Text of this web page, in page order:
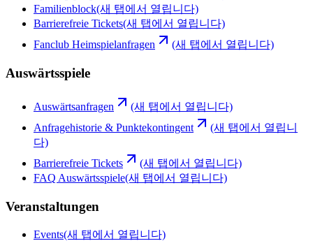
Familienblock(새 탭에서 열립니다)
Barrierefreie Tickets(새 탭에서 열립니다)
Fanclub Heimspielanfragen
(새 탭에서 열립니다)
Auswärtsspiele
Auswärtsanfragen
(새 탭에서 열립니다)
Anfragehistorie & Punktekontingent
(새 탭에서 열립니
다)
Barrierefreie Tickets
(새 탭에서 열립니다)
FAQ Auswärtsspiele(새 탭에서 열립니다)
Veranstaltungen
Events(새 탭에서 열립니다)